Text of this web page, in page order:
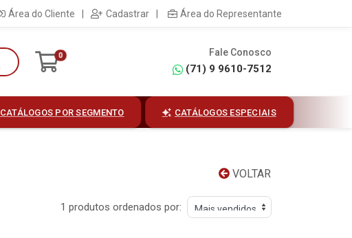
Área do Cliente | Cadastrar | Área do Representante
0 Fale Conosco
(71) 9 9610-7512
CATÁLOGOS POR SEGMENTO CATÁLOGOS ESPECIAIS
VOLTAR
1 produtos ordenados por: